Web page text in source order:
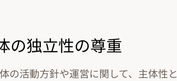
の独立性の尊重
の活動方針や運営に関して、主体性